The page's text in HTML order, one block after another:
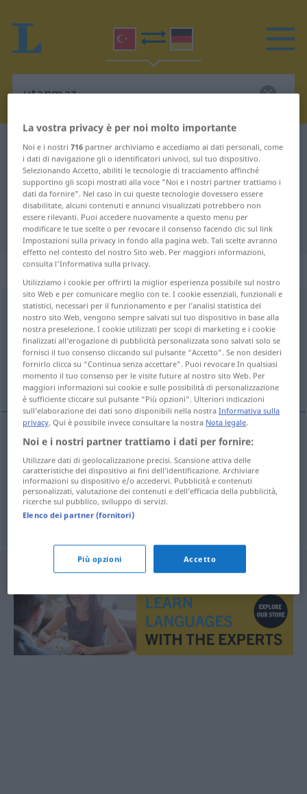
Dizionario Turco-Tedesco utanmaz
Traduzione Turco-Tedesco per
"utanmaz"
"utanmaz" traduzione Tedesco
„utanmaz“
utanmaz,utanmazca
Panoramica di tutte le traduzion
(Fai clic sulla/Tocca traduzione per maggiori dettagli)
unverschämt, schamlos, schändlich
unverschämt utanmaz
schamlos utanmaz
schändlich utanmaz
La vostra privacy è per noi molto importante
Noi e i nostri716 partner archiviamo e accediamo ai dati personali, come
i dati di navigazione gli o identificatori univoci, sul tuo dispositivo.
Selezionando Accetto, abiliti le tecnologie di tracciamento affinché
supportino gli scopi mostrati alla voce "Noi e i nostri partner trattiamo i
dati da fornire". Nel caso in cui queste tecnologie dovessero essere
disabilitate, alcuni contenuti e annunci visualizzati potrebbero non
essere rilevanti. Puoi accedere nuovamente a questo menu per
modificare le tue scelte o per revocare il consenso facendo clic sul link
Impostazioni sulla privacy in fondo alla pagina web. Tali scelte avranno
effetto nel contesto del nostro Sito web. Per maggiori informazioni,
consulta l'Informativa sulla privacy.
Utilizziamo i cookie per offrirti la miglior esperienza possibile sul nostro
sito Web e per comunicare meglio con te. I cookie essenziali, funzionali e
statistici, necessari per il funzionamento e per l’analisi statistica del
nostro sito Web, vengono sempre salvati sul tuo dispositivo in base alla
nostra preselezione. I cookie utilizzati per scopi di marketing e i cookie
finalizzati all’erogazione di pubblicità personalizzata sono salvati solo se
fornisci il tuo consenso cliccando sul pulsante “Accetto”. Se non desideri
fornirlo clicca su “Continua senza accettare”. Puoi revocare In qualsiasi
momento il tuo consenso per le visite future al nostro sito Web. Per
maggiori informazioni sui cookie e sulle possibilità di personalizzazione
è sufficiente cliccare sul pulsante “Più opzioni”. Ulteriori indicazioni
sull’elaborazione dei dati sono disponibili nella nostraInformativa sulla
privacy. Qui è possibile invece consultare la nostra Nota legale.
Noi e i nostri partner trattiamo i dati per fornire:
Utilizzare dati di geolocalizzazione precisi. Scansione attiva delle
caratteristiche del dispositivo ai fini dell’identificazione. Archiviare
informazioni su dispositivo e/o accedervi. Pubblicità e contenuti
personalizzati, valutazione dei contenuti e dell’efficacia della pubblicità,
ricerche sul pubblico, sviluppo di servizi.
Elenco dei partner (fornitori)
Più opzioni Accetto